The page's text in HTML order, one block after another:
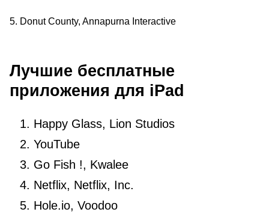
5. Donut County, Annapurna Interactive
Лучшие бесплатные
приложения для iPad
Happy Glass, Lion Studios
YouTube
Go Fish !, Kwalee
Netflix, Netflix, Inc.
Hole.io, Voodoo